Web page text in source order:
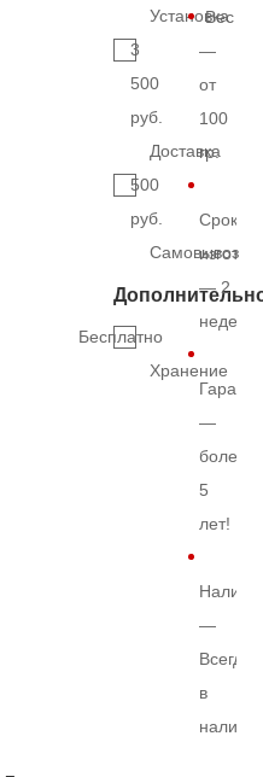
Установка
3
500
руб.
Доставка
500
руб.
Самовывоз
Бесплатно
Хранение
Вес
—
от
100
гр.
Срок
— 2
недели
—
более
5
лет!
—
Всегда
в